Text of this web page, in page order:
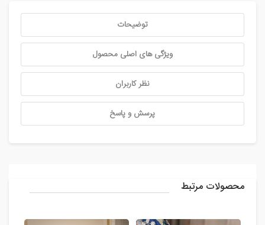
توضیحات
ویژگی های اصلی محصول
نظر کاربران
پرسش و پاسخ
محصولات مرتبط